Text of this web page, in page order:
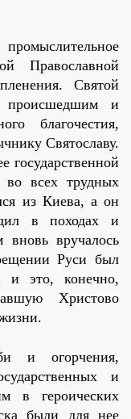
Православной
Святой
происшедшим и
благочестия,
Святославу.
государственной
во всех трудных
из Киева, а он
в походах и
вновь вручалось
Руси был
и это, конечно,
Христово
и огорчения,
и
в героических
были для нее